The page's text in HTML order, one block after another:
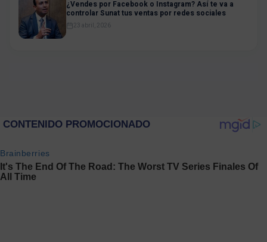
¿Vendes por Facebook o Instagram? Así te va a
controlar Sunat tus ventas por redes sociales
23 abril, 2026